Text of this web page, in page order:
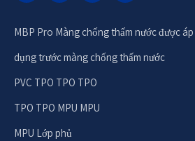
MBP Pro Màng chống thấm nước được áp
dụng trước màng chống thấm nước
PVC TPO TPO TPO
TPO TPO MPU MPU
MPU Lớp phủ